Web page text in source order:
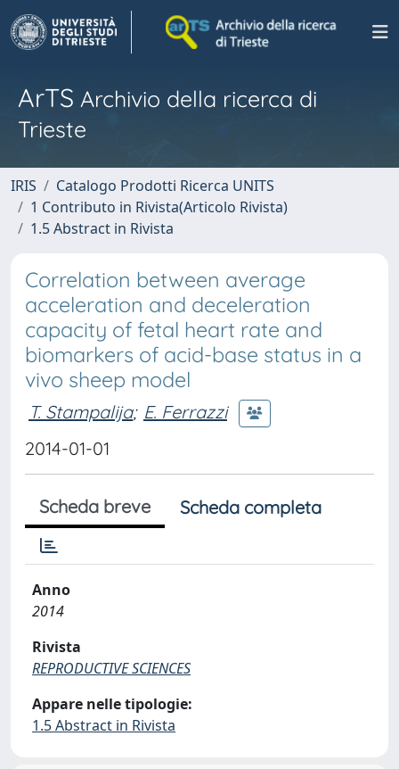
ArTS Archivio della ricerca di
Trieste
IRIS
Catalogo Prodotti Ricerca UNITS
1 Contributo in Rivista(Articolo Rivista)
1.5 Abstract in Rivista
Correlation between average
acceleration and deceleration
capacity of fetal heart rate and
biomarkers of acid-base status in a
vivo sheep model
T. Stampalija; E. Ferrazzi
2014-01-01
Scheda breve Scheda completa
Anno
2014
Rivista
REPRODUCTIVE SCIENCES
Appare nelle tipologie:
1.5 Abstract in Rivista